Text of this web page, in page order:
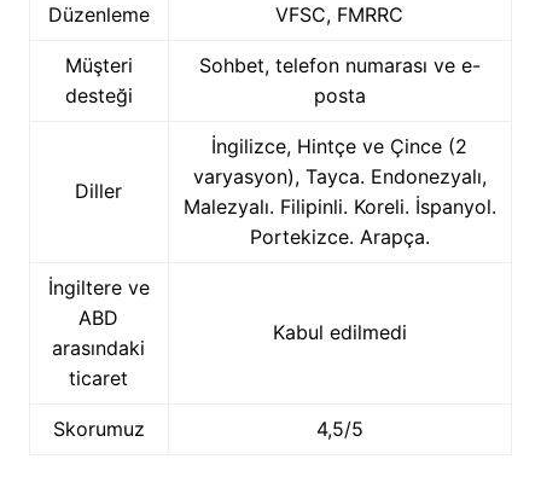
Düzenleme VFSC, FMRRC
Müşteri
desteği
Sohbet, telefon numarası ve e-
posta
Diller
İngilizce, Hintçe ve Çince (2
varyasyon), Tayca. Endonezyalı,
Malezyalı. Filipinli. Koreli. İspanyol.
Portekizce. Arapça.
İngiltere ve
ABD
arasındaki
ticaret
Kabul edilmedi
Skorumuz 4,5/5